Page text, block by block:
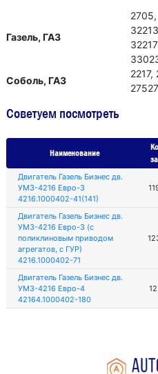
Газель, ГАЗ
2705,
Соболь, ГАЗ
2217,
27527
Советуем посмотреть
Наименование
Двигатель Газель Бизнес дв.
УМЗ-4216 Евро-3
4216.1000402-41(141)
Двигатель Газель Бизнес дв.
УМЗ-4216 Евро-3 (с
поликлиновым приводом
агрегатов, с ГУР)
4216.1000402-71
Двигатель Газель Бизнес дв.
УМЗ-4216 Евро-4
42164.1000402-180